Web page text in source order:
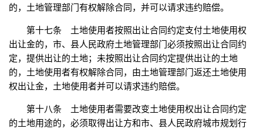
的，土地管理部门有权解除合同，并可以请求违约赔偿。
第十七条 土地使用者按照出让合同约定支付土地使用权
出让金的，市、县人民政府土地管理部门必须按照出让合同约
定，提供出让的土地；未按照出让合同约定提供出让的土地
的，土地使用者有权解除合同，由土地管理部门返还土地使用
权出让金，土地使用者并可以请求违约赔偿。
第十八条 土地使用者需要改变土地使用权出让合同约定
的土地用途的，必须取得出让方和市、县人民政府城市规划行